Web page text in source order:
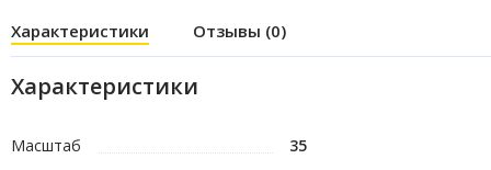
Характеристики Отзывы (0)
Характеристики
Масштаб 35